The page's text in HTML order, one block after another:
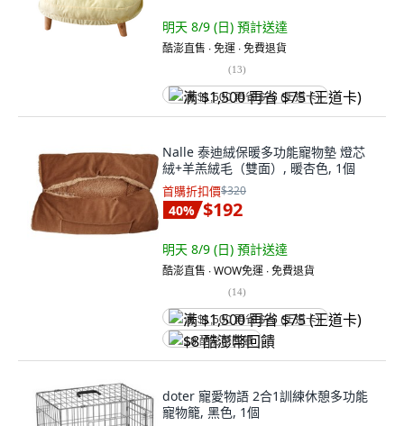
明天 8/9 (日) 預計送達
酷澎直售 ∙ 免運 ∙ 免費退貨
(13)
满 $1,500 再省 $75 (王道卡)
Nalle 泰迪絨保暖多功能寵物墊 燈芯
絨+羊羔絨毛（雙面）, 暖杏色, 1個
首購折扣價$320
40% $192
明天 8/9 (日) 預計送達
酷澎直售 ∙ WOW免運 ∙ 免費退貨
(14)
满 $1,500 再省 $75 (王道卡)
$8 酷澎幣回饋
doter 寵愛物語 2合1訓練休憩多功能
寵物籠, 黑色, 1個